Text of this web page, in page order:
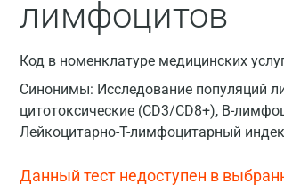
лимфоцитов
Код в номенклатуре медицинских
Синонимы: Исследование популяций
цитотоксические (CD3/CD8+), B-
Лейкоцитарно-Т-лимфоцитарный
Данный тест недоступен в